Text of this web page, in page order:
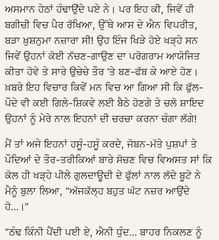
ਅਸਮਾਨ ਹੇਠਾਂ ਹੰਢਾਉਂਦੇ ਪਏ ਨੇ। ਪਰ ਇਹ ਕੀ, ਜਿਵੇਂ ਹੀ
ਬਗੀਚੀ ਵਿਚ ਪੈਰ ਰੱਖਿਆ, ਉੱਥੇ ਆਸ ਦੇ ਐਨ ਵਿਪਰੀਤ,
ਬੜਾ ਖ਼ੁਸ਼ਨੁਮਾ ਨਜ਼ਾਰਾ ਸੀ! ਉਹ ਇੰਜ ਖਿੜੇ ਹੋਏ ਖੜ੍ਹੇ ਸਨ
ਜਿਵੇਂ ਉਹਨਾਂ ਕੋਈ ਨੱਚਣ-ਗਾਉਣ ਦਾ ਪਰੋਗਰਾਮ ਆਯੋਜਿਤ
ਕੀਤਾ ਹੋਵੇ ਤੇ ਸਾਰੇ ਉਚੇਚੇ ਤੌਰ ‘ਤੇ ਬਣ-ਫੱਬ ਕੇ ਆਏ ਹੋਣ।
ਖ਼ਬਰੇ ਇਹ ਵਿਚਾਰ ਕਿਵੇਂ ਮਨ ਵਿਚ ਆ ਗਿਆ ਸੀ ਕਿ ਫੁੱਲ-
ਪੌਦੇ ਵੀ ਕਈ ਗਿਲੇ-ਸ਼ਿਕਵੇ ਲਈ ਬੈਠੇ ਹੋਣਗੇ ਤੇ ਚਲੋ ਸ਼ਾਇਦ
ਉਹਨਾਂ ਨੂੰ ਮੇਰੇ ਨਾਲ ਇਹਨਾਂ ਦੀ ਚਰਚਾ ਕਰਨਾ ਚੰਗਾ ਲੱਗੇ!
ਮੈਂ ਤਾਂ ਅਜੇ ਇਹਨਾਂ ਹਸੂੰ-ਹਸੂੰ ਕਰਦੇ, ਜੋਬਨ-ਮੱਤੇ ਪੁਸ਼ਪਾਂ ਤੇ
ਪੌਦਿਆਂ ਦੇ ਤੌਰ-ਤਰੀਕਿਆਂ ਬਾਰੇ ਸੋਚਣ ਵਿਚ ਵਿਅਸਤ ਸਾਂ ਕਿ
ਕੋਲ ਹੀ ਖੜ੍ਹੇ ਪੀਲੇ ਗੁਲਦਾਊਦੀ ਦੇ ਫੁੱਲਾਂ ਨਾਲ ਲੱਦੇ ਬੂਟੇ ਨੇ
ਮੈਨੂੰ ਬੁਲਾ ਲਿਆ, “ਅੱਜਕੱਲ੍ਹ ਬਹੁਤ ਘੱਟ ਨਜ਼ਰ ਆਉਂਦੇ
ਹੋ…।”
“ਠੰਢ ਕਿੰਨੀ ਪੈਂਦੀ ਪਈ ਏ, ਐਨੀ ਧੁੰਦ… ਬਾਹਰ ਨਿਕਲਣ ਨੂੰ